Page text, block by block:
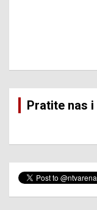
Pratite nas